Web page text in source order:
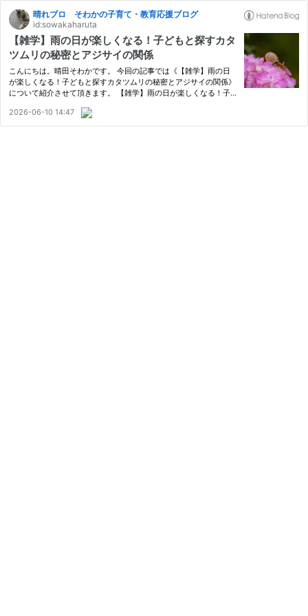
晴れブロ そわかの子育て・教育応援ブログ
id:sowakaharuta
【雑学】雨の日が楽しくなる！子どもと探すカタ
ツムリの秘密とアジサイの関係
こんにちは。晴田そわかです。 今回の記事では《【雑学】雨の日
が楽しくなる！子どもと探すカタツムリの秘密とアジサイの関係》
について紹介させて頂きます。 【雑学】雨の日が楽しくなる！子
り！カタツムリとアジサイの意外な真実 1-1. 実は、カタツムリは
ア…
2026-06-10 14:47